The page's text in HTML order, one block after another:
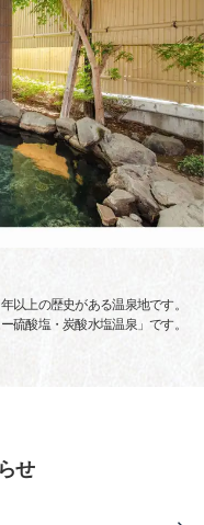
以上の歴史がある温泉地です。
硫酸塩・炭酸水塩温泉」です。
せ